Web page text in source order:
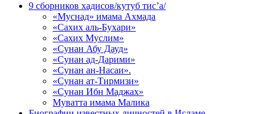
9 сборников хадисов/кутуб тис’а/
«Муснад» имама Ахмада
«Сахих аль-Бухари»
«Сахих Муслим»
«Сунан Абу Дауд»
«Сунан ад-Дарими»
«Сунан ан-Насаи».
«Сунан ат-Тирмизи»
«Сунан Ибн Маджах»
Муватта имама Малика